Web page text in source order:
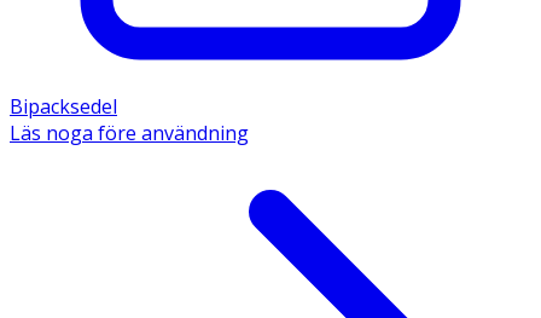
Bipacksedel
Läs noga före användning